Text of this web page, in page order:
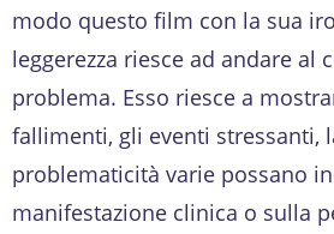
modo questo film con la sua
leggerezza riesce ad andare al
problema. Esso riesce a
fallimenti, gli eventi stressanti,
problematicità varie possano
manifestazione clinica o sulla